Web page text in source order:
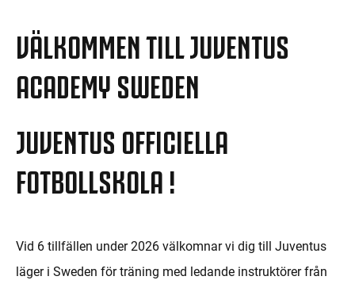
VÄLKOMMEN TILL JUVENTUS
ACADEMY SWEDEN
JUVENTUS OFFICIELLA
FOTBOLLSKOLA !
Vid 6 tillfällen under 2026 välkomnar vi dig till Juventus
läger i Sweden för träning med ledande instruktörer från